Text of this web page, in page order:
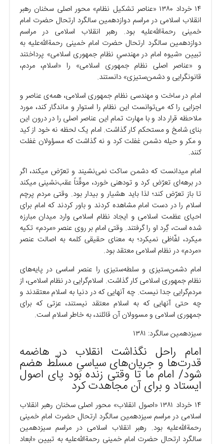
۱۴ خرداد ۱۳۸۰ «عناصر تشکیل نظام» محور اصلی سخنان رهبر
انقلاب اسلامی در مراسم دوازدهمین سالگرد ارتحال حضرت امام
خمینی رحمةالله‌علیه بود. رهبر انقلاب اسلامی در مراسم
دوازدهمین سالگرد ارتحال حضرت امام خمینی رحمةالله‌علیه به
تبیین «شیوه امام در مهندسیِ نظام جمهوری اسلامی» پرداختند
و «عناصر اصلی نظام جمهوری اسلامی» را «اسلام، مردم،
قانونگرایی و دشمن‌ستیزی» دانستند.
امام در ساخت و مهندسی نظام جمهوری اسلامی، همه‌ی عناصر و
اجزایی را که می‌توانست این نظام را استوار و ماندگار کند، مورد
ملاحظه قرار داد و با مهارت تمام این عناصر اصلی را در درون این
بنای شامخ و مستحکم کار گذاشت. امام یک لحظه نه خود از کید
و مکر و حیله دشمن غفلت کرد و نه گذاشت که مسؤولان غفلت
کنند.
امام میدانست که دشمن ساکت نمی‌نشیند و تعرّض میکند، اگر
در برهه‌ای تعرّض کرد و تودهنی خورد، موقّتاً عقب‌نشینی میکند
تا باز تعرّض کند؛ لذا باید هشیار و بیدار بود. وقتی مردم پرچم
اسلام را در دست امام مشاهده کردند و باور کردند که امام برای
احیای عظمت اسلامی و ایجاد نظام اسلامی وارد میدان مبارزه
شده است، گِرد او را گرفتند. وقتی امام بر روی عنصر «مردم» تکیه
میکرد، لفّاظی نمیکرد؛ به معنای حقیقی کلمه به اصالت عنصر
«مردم» در نظام اسلامی معتقد بود.
امام دشمن‌ستیزی و سلطه‌ستیزی را عنصر اساسی در پایه‌های
نظام جمهوری اسلامی کار گذاشت. اسلام‌گرایی در نظام اسلامی، از
مردم‌گرایی جدا نیست. چه آنهایی که در دنیا به اسلام معتقدند و
چه حتی آنهایی که به اسلام معتقد نیستند، عزتی که برای
جمهوری اسلامی و مسوولان آن قائلند، به خاطر اسلام است.
سیزدهمین سالگرد: ۱۳۸۱
امام راحل نگذاشت انقلاب در هاضمه
قدرت‌ها و جریان‌های سیاسیِ مسلّط هضم
شود/ امام ما تا وقتی زنده بود پای اصول
ایستاد و برای آن مجاهدت کرد
۱۴ خرداد ۱۳۸۱ «اصول انقلاب» محور اصلی سخنان رهبر انقلاب
اسلامی در مراسم سیزدهمین سالگرد ارتحال حضرت امام خمینی
رحمةالله‌علیه بود. رهبر انقلاب اسلامی در مراسم سیزدهمین
سالگرد ارتحال حضرت امام خمینی رحمةالله‌علیه به تبیین «ابعاد